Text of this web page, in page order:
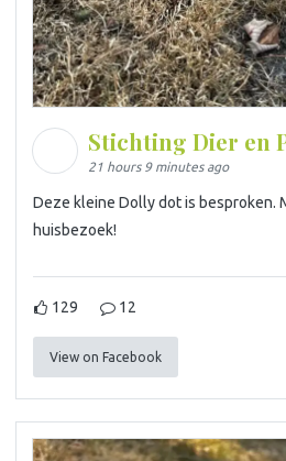
Stichting Dier en
21 hours 9 minutes ago
Deze kleine Dolly dot is besproken.
huisbezoek!
129 12
View on Facebook